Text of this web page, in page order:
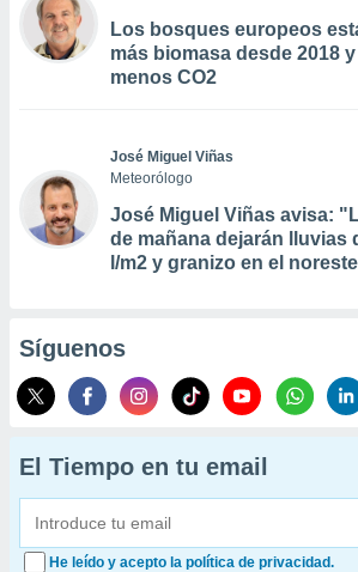
Los bosques europeos
más biomasa desde 2018
menos CO2
José Miguel Viñas
Meteorólogo
José Miguel Viñas avisa:
de mañana dejarán lluvias
l/m2 y granizo en el
Síguenos
El Tiempo en tu email
He leído y acepto la política de privacidad.